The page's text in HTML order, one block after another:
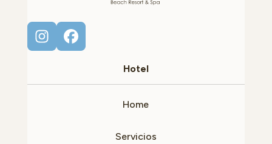
Hotel
Home
Servicios